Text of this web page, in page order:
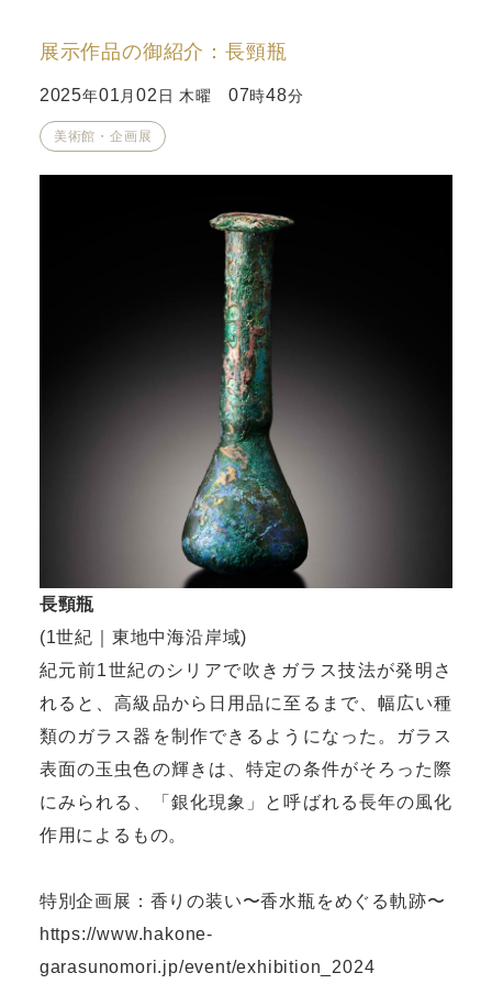
展示作品の御紹介：長頸瓶
2025年01 月02 日 木曜 07時48分
美術館・企画展
長頸瓶
(1世紀｜東地中海沿岸域)
紀元前1世紀のシリアで吹きガラス技法が発明さ
れると、高級品から日用品に至るまで、幅広い種
類のガラス器を制作できるようになった。ガラス
表面の玉虫色の輝きは、特定の条件がそろった際
にみられる、「銀化現象」と呼ばれる長年の風化
作用によるもの。
特別企画展：香りの装い〜香水瓶をめぐる軌跡〜
https://www.hakone-
garasunomori.jp/event/exhibition_2024